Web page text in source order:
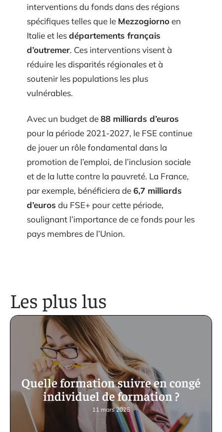
interventions du fonds dans des régions
spécifiques telles que le Mezzogiornoen
Italie et lesdépartements français
d’outremer. Ces interventions visent à
réduire les disparités régionales et à
soutenir les populations les plus
vulnérables.
Avec un budget de88 milliards d’euros
pour la période 2021-2027, le FSE continue
de jouer un rôle fondamental dans la
promotion de l’emploi, de l’inclusion sociale
et de la lutte contre la pauvreté. La France,
par exemple, bénéficiera de6,7 milliards
d’euros du FSE+ pour cette période,
soulignant l’importance de ce fonds pour les
pays membres de l’Union.
Les plus lus
Quelle formation suivre en congé
individuel de formation ?
11 mars 2026